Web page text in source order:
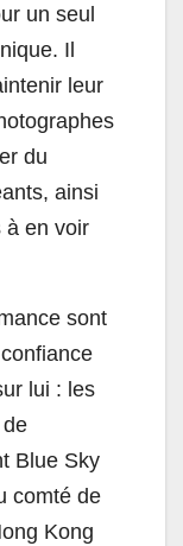
un seul
Il
leur
du
ainsi
à en voir
sont
lui : les
Blue Sky
comté de
Kong